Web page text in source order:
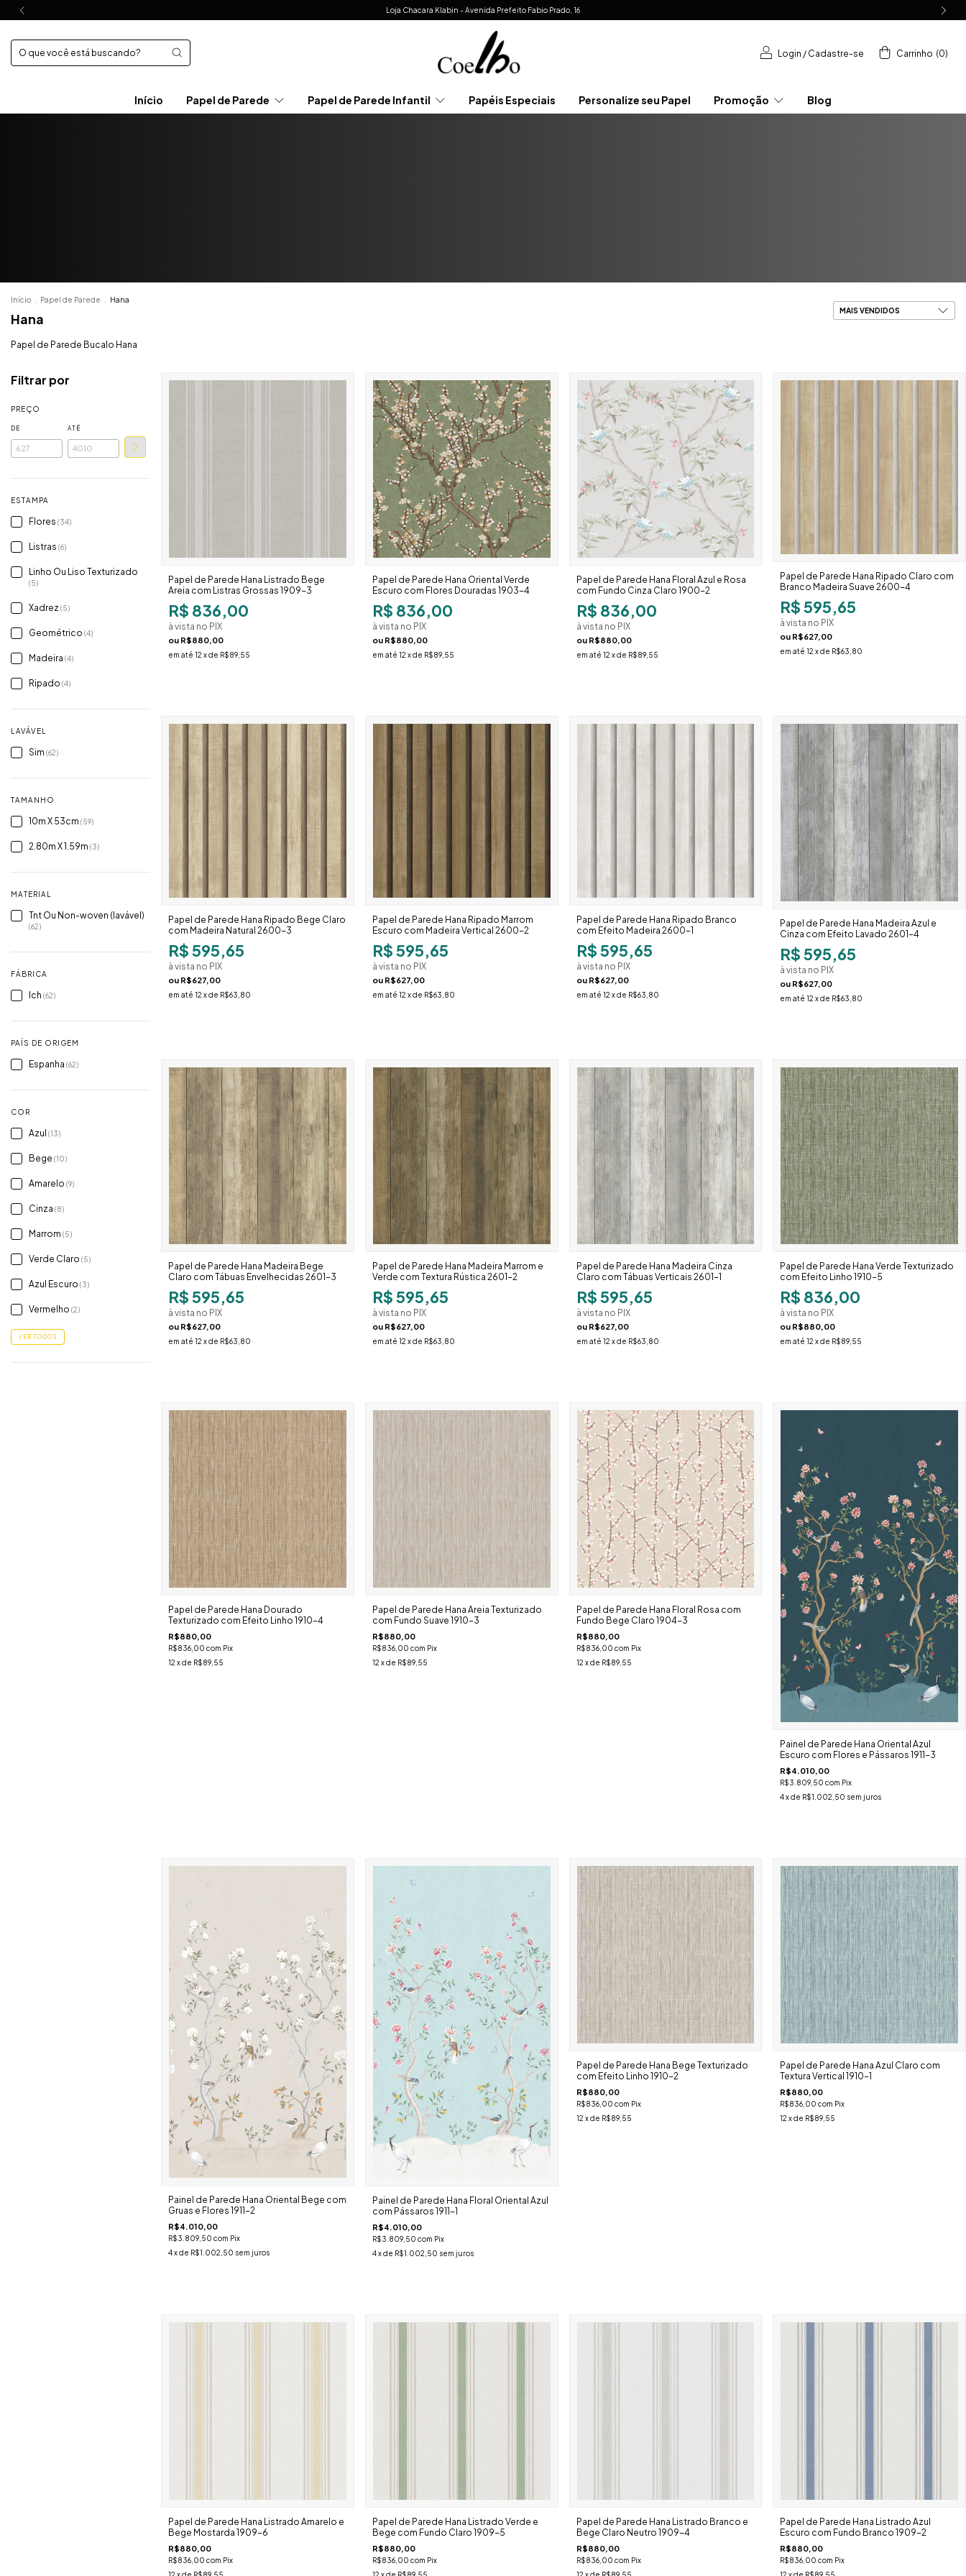
Loja Chacara Klabin - Avenida Prefeito Fabio Prado, 16
Login / Cadastre-se Carrinho (0)
Início Papel de Parede Papel de Parede Infantil Papéis Especiais Personalize seu Papel Promoção Blog
Início Papel de Parede Hana
Hana
Papel de Parede Bucalo Hana
Filtrar por
PREÇO
DE ATÉ
ESTAMPA
Flores (34)
Listras (6)
Linho Ou Liso Texturizado
(5)
Xadrez (5)
Geométrico (4)
Madeira (4)
Ripado (4)
LAVÁVEL
Sim (62)
TAMANHO
10m X 53cm (59)
2.80m X 1.59m (3)
MATERIAL
Tnt Ou Non-woven (lavável)
(62)
FÁBRICA
Ich (62)
PAÍS DE ORIGEM
Espanha (62)
COR
Azul (13)
Bege (10)
Amarelo (9)
Cinza (8)
Marrom (5)
Verde Claro (5)
Azul Escuro (3)
Vermelho (2)
VER TODOS
Papel de Parede Hana Listrado Bege
Areia com Listras Grossas 1909-3
R$ 836,00
à vista no PIX
ou R$880,00
em até 12 x de R$89,55
Papel de Parede Hana Oriental Verde
Escuro com Flores Douradas 1903-4
R$ 836,00
à vista no PIX
ou R$880,00
em até 12 x de R$89,55
Papel de Parede Hana Floral Azul e Rosa
com Fundo Cinza Claro 1900-2
R$ 836,00
à vista no PIX
ou R$880,00
em até 12 x de R$89,55
Papel de Parede Hana Ripado Claro com
Branco Madeira Suave 2600-4
R$ 595,65
à vista no PIX
ou R$627,00
em até12 x de R$63,80
Papel de Parede Hana Ripado Bege Claro
com Madeira Natural 2600-3
R$ 595,65
à vista no PIX
ou R$627,00
em até 12 x de R$63,80
Papel de Parede Hana Ripado Marrom
Escuro com Madeira Vertical 2600-2
R$ 595,65
à vista no PIX
ou R$627,00
em até 12 x de R$63,80
Papel de Parede Hana Ripado Branco
com Efeito Madeira 2600-1
R$ 595,65
à vista no PIX
ou R$627,00
em até 12 x de R$63,80
Papel de Parede Hana Madeira Azul e
Cinza com Efeito Lavado 2601-4
R$ 595,65
à vista no PIX
ou R$627,00
em até12 x de R$63,80
Papel de Parede Hana Madeira Bege
Claro com Tábuas Envelhecidas 2601-3
R$ 595,65
à vista no PIX
ou R$627,00
em até 12 x de R$63,80
Papel de Parede Hana Madeira Marrom e
Verde com Textura Rústica 2601-2
R$ 595,65
à vista no PIX
ou R$627,00
em até 12 x de R$63,80
Papel de Parede Hana Madeira Cinza
Claro com Tábuas Verticais 2601-1
R$ 595,65
à vista no PIX
ou R$627,00
em até 12 x de R$63,80
Papel de Parede Hana Verde Texturizado
com Efeito Linho 1910-5
R$ 836,00
à vista no PIX
ou R$880,00
em até12 x de R$89,55
Papel de Parede Hana Dourado
Texturizado com Efeito Linho 1910-4
R$880,00
R$836,00 com Pix
12 x de R$89,55
Papel de Parede Hana Areia Texturizado
com Fundo Suave 1910-3
R$880,00
R$836,00 com Pix
12 x de R$89,55
Papel de Parede Hana Floral Rosa com
Fundo Bege Claro 1904-3
R$880,00
R$836,00 com Pix
12 x de R$89,55
Painel de Parede Hana Oriental Azul
Escuro com Flores e Pássaros 1911-3
R$4.010,00
R$3.809,50com Pix
4x de R$1.002,50 sem juros
Painel de Parede Hana Oriental Bege com
Gruas e Flores 1911-2
R$4.010,00
R$3.809,50 com Pix
4x de R$1.002,50 sem juros
Painel de Parede Hana Floral Oriental Azul
com Pássaros 1911-1
R$4.010,00
R$3.809,50 com Pix
4x de R$1.002,50 sem juros
Papel de Parede Hana Bege Texturizado
com Efeito Linho 1910-2
R$880,00
R$836,00 com Pix
12 x de R$89,55
Papel de Parede Hana Azul Claro com
Textura Vertical 1910-1
R$880,00
R$836,00com Pix
12 x de R$89,55
Papel de Parede Hana Listrado Amarelo e
Bege Mostarda 1909-6
R$880,00
R$836,00 com Pix
Papel de Parede Hana Listrado Verde e
Bege com Fundo Claro 1909-5
R$880,00
R$836,00 com Pix
Papel de Parede Hana Listrado Branco e
Bege Claro Neutro 1909-4
R$880,00
R$836,00 com Pix
Papel de Parede Hana Listrado Azul
Escuro com Fundo Branco 1909-2
R$880,00
R$836,00com Pix